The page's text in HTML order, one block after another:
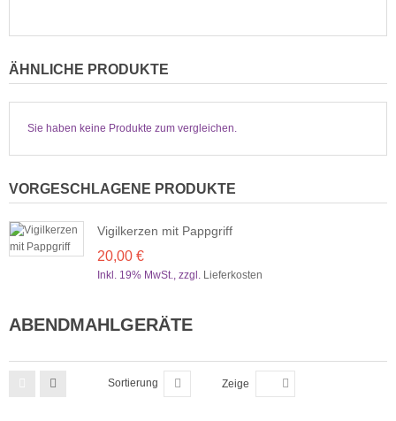
ÄHNLICHE PRODUKTE
Sie haben keine Produkte zum vergleichen.
VORGESCHLAGENE PRODUKTE
Vigilkerzen mit Pappgriff
20,00 €
Inkl. 19% MwSt., zzgl. Lieferkosten
ABENDMAHLGERÄTE
Sortierung Zeige